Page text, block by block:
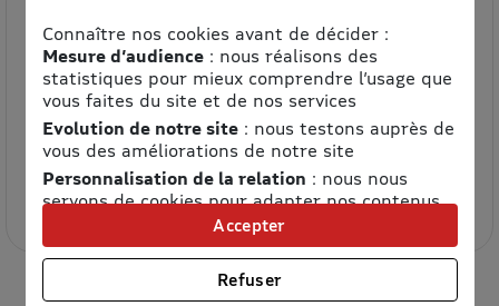
Cultura
4.2% de remise
Connaître nos cookies avant de décider :
Mesure d’audience: nous réalisons des
statistiques pour mieux comprendre l’usage que
vous faites du site et de nos services
Evolution de notre site: nous testons auprès de
vous des améliorations de notre site
Personnalisation de la relation : nous nous
servons de cookies pour adapter nos contenus
et personnaliser nos offres
Univers publicitaire: nous utilisons avec nos
partenaires des cookies pour afficher des
publicités personnalisées
Refuser
Accepter